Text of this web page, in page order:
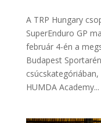
A TRP Hungary
SuperEnduro GP
február 4-én a
Budapest
HUMDA Academy...